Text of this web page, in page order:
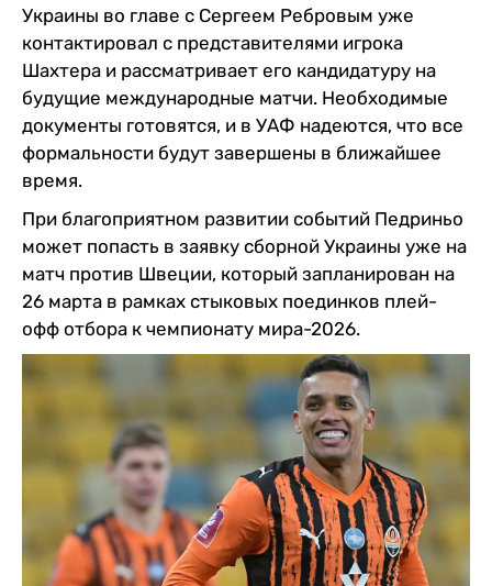
Украины во главе с Сергеем Ребровым уже
контактировал с представителями игрока
Шахтера и рассматривает его кандидатуру на
будущие международные матчи. Необходимые
документы готовятся, и в УАФ надеются, что все
формальности будут завершены в ближайшее
время.
При благоприятном развитии событий Педриньо
может попасть в заявку сборной Украины уже на
матч против Швеции, который запланирован на
26 марта в рамках стыковых поединков плей-
офф отбора к чемпионату мира-2026.